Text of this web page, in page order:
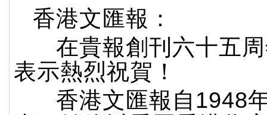
香港文匯報：
在貴報創刊六十五
表示熱烈祝賀！
香港文匯報自1948